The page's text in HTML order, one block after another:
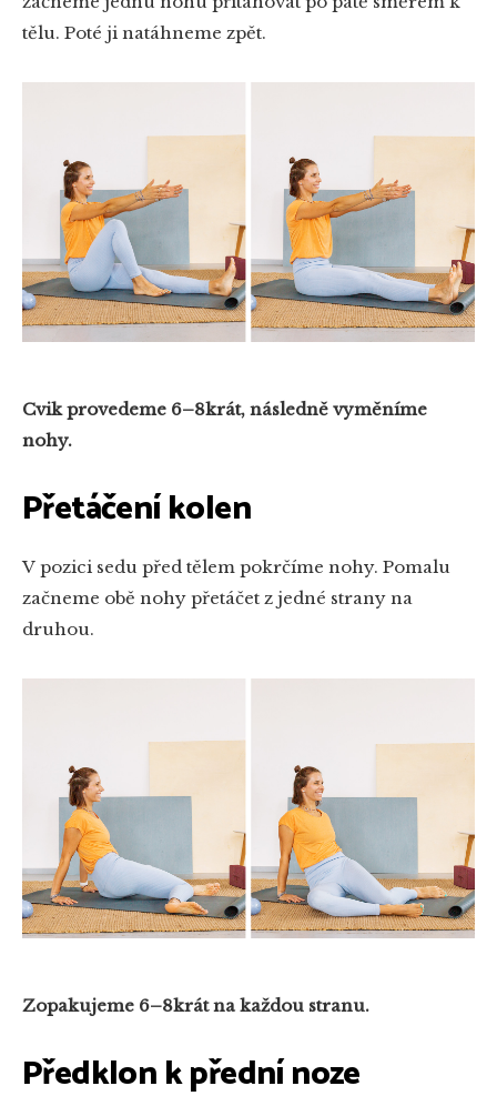
tělu. Poté ji natáhneme zpět.
Cvik provedeme 6–8krát, následně vyměníme
nohy.
Přetáčení kolen
V pozici sedu před tělem pokrčíme nohy. Pomalu
začneme obě nohy přetáčet z jedné strany na
druhou.
Zopakujeme 6–8krát na každou stranu.
Předklon k přední noze